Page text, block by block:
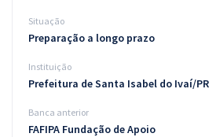
Conteúdo gratuito
Blog
Situação
Preparação a longo prazo
Instituição
Prefeitura de Santa Isabel do Ivaí/PR
Banca anterior
FAFIPA Fundação de Apoio